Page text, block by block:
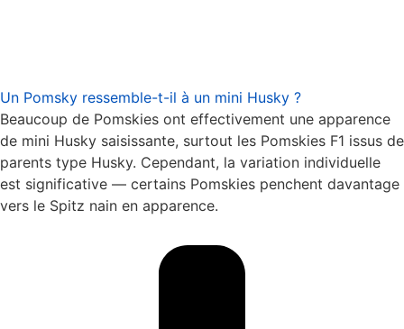
Un Pomsky ressemble-t-il à un mini Husky ?
Beaucoup de Pomskies ont effectivement une apparence
de mini Husky saisissante, surtout les Pomskies F1 issus de
parents type Husky. Cependant, la variation individuelle
est significative — certains Pomskies penchent davantage
vers le Spitz nain en apparence.